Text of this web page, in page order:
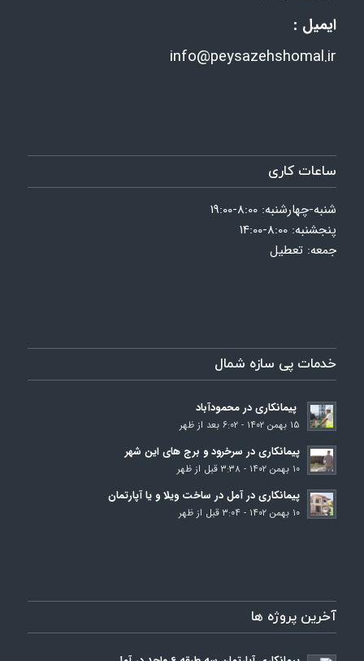
ایمیل :
info@peysazehshomal.ir
ساعات کاری
شنبه-چهارشنبه: 8:00-19:00
پنجشنبه: 8:00-14:00
جمعه: تعطیل
خدمات پی سازه شمال
پیمانکاری در محمودآباد
۱۵ بهمن ۱۴۰۲ - ۶:۰۲ بعد از ظهر
پیمانکاری در سرخرود و برج‌ های این شهر
۱۰ بهمن ۱۴۰۲ - ۳:۳۸ قبل از ظهر
پیمانکاری در آمل در ساخت ویلا و یا آپارتمان
۱۰ بهمن ۱۴۰۲ - ۳:۰۴ قبل از ظهر
آخرین پروژه ها